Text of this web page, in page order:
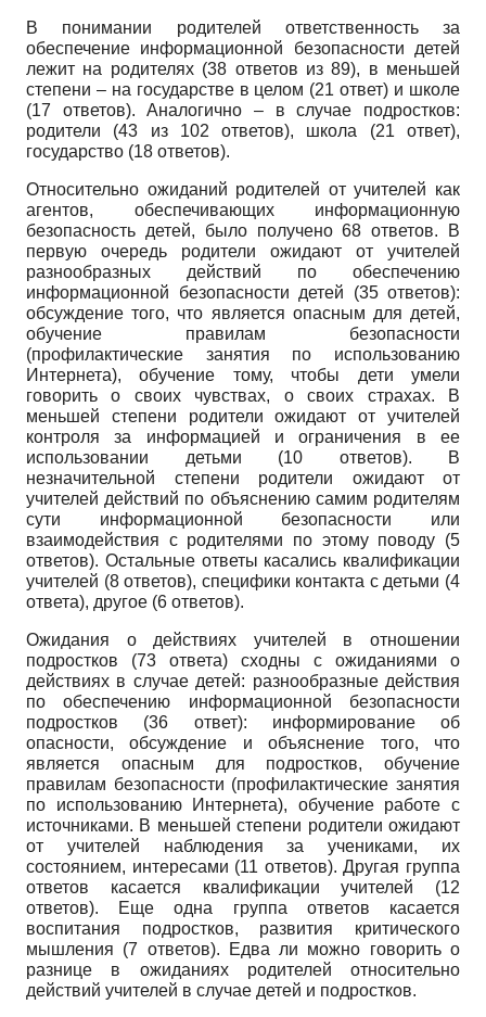
В понимании родителей ответственность за
обеспечение информационной безопасности детей
лежит на родителях (38 ответов из 89), в меньшей
степени – на государстве в целом (21 ответ) и школе
(17 ответов). Аналогично – в случае подростков:
родители (43 из 102 ответов), школа (21 ответ),
государство (18 ответов).
Относительно ожиданий родителей от учителей как
агентов, обеспечивающих информационную
безопасность детей, было получено 68 ответов. В
первую очередь родители ожидают от учителей
разнообразных действий по обеспечению
информационной безопасности детей (35 ответов):
обсуждение того, что является опасным для детей,
обучение правилам безопасности
(профилактические занятия по использованию
Интернета), обучение тому, чтобы дети умели
говорить о своих чувствах, о своих страхах. В
меньшей степени родители ожидают от учителей
контроля за информацией и ограничения в ее
использовании детьми (10 ответов). В
незначительной степени родители ожидают от
учителей действий по объяснению самим родителям
сути информационной безопасности или
взаимодействия с родителями по этому поводу (5
ответов). Остальные ответы касались квалификации
учителей (8 ответов), специфики контакта с детьми (4
ответа), другое (6 ответов).
Ожидания о действиях учителей в отношении
подростков (73 ответа) сходны с ожиданиями о
действиях в случае детей: разнообразные действия
по обеспечению информационной безопасности
подростков (36 ответ): информирование об
опасности, обсуждение и объяснение того, что
является опасным для подростков, обучение
правилам безопасности (профилактические занятия
по использованию Интернета), обучение работе с
источниками. В меньшей степени родители ожидают
от учителей наблюдения за учениками, их
состоянием, интересами (11 ответов). Другая группа
ответов касается квалификации учителей (12
ответов). Еще одна группа ответов касается
воспитания подростков, развития критического
мышления (7 ответов). Едва ли можно говорить о
разнице в ожиданиях родителей относительно
действий учителей в случае детей и подростков.